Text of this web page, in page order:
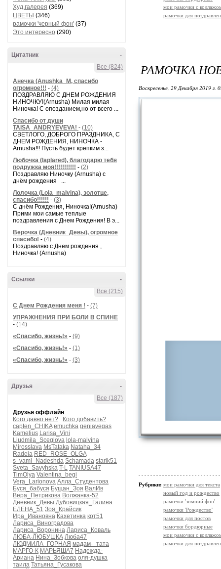
Худ.галерея (369)
ЦВЕТЫ (346)
рамочки 'черный фон' (37)
Это интересно (290)
-
Цитатник
Все (824)
Анечка (Anushka_M, спасибо
огромное!!! - (4)
ПОЗДРАВЛЯЮ С ДНЕМ РОЖДЕНИЯ
НИНОЧКУ!(Arnusha) Милая милая
Ниночка! С опозданием,но от всего ...
Спасибо от души
TAISA_ANDRYEVEVA! - (10)
СВЕТЛОГО, ДОБРОГО ПРАЗДНИКА, С
ДНЕМ РОЖДЕНИЯ, НИНОЧКА -
Arnusha!!! Пусть будет крепким з...
Любочка (laplared), благодарю тебя
подружка моя!!!!!!!!!!! - (2)
Поздравляю Ниночку (Arnusha) с
днём рождения ...
Лолочка (Lola_malvina), золотце,
спасибо!!!!!! - (3)
С днём Рождения, Ниночка!(Аrnusha)
Прими мои самые теплые
поздравления с Днем Рождения! В э...
Верочка (Дневник_Девы), огромное
спасибо! - (4)
Поздравляю с Днем рождения ,
Ниночка! (Arnusha)
-
Ссылки
Все (215)
С Днем Рождения меня ! - (7)
УПРАЖНЕНИЯ ПРИ БОЛИ В СПИНЕ
- (14)
«Спасибо, жизнь!» - (9)
«Спасибо, жизнь!» - (1)
«Спасибо, жизнь!» - (3)
-
Друзья
Все (187)
Друзья оффлайн
Кого давно нет?
Кого добавить?
capten_CHIKA emuchka geniavegas
Kamelius Larisa_Vini
Liudmila_Sceglova lola-malvina
Mirosslava MsTataka Nataha_34
Radeia RED_ROSE_OLGA
s_vami_Nadeshda Schamada starik51
Sveta_Savyhska T-L TANIUSA47
TimOlya Valentina_begi
Vera_Larionova Алла_Студентова
Буся_бабуся Бущан_Зоя ВалИв
Вера_Петрикова Волжанка-52
Дневник_Девы Дубовицкая_Галина
ЕЛЕНА_51 Зоя_Крайсик
Ира_Ивановна Кахетинка кот51
Лариса_Виноградова
Лариса_Воронина Лариса_Коваль
ЛЮБА-ЛЮБУШКА Люба47
ЛЮДМИЛА_ГОРНАЯ мадам-_тата
МАРГО-К МАРЬЯША7 Надежда-
Ариана Нина_Зобкова оля-душка
таила Татьяна_Гусакова
мои рамочки с
рамочки для
РАМОЧКА
Воскресенье, 29 Декабря 2019 г.
Рубрики: мои рамочки для текста
новый год и рождество
рамочки 'зимний фон'
рамочки 'Рождество'
рамочки для постов
рамочки бордюрные
мои рамочки с
рамочки для